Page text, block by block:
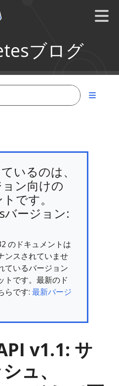
ブログ
いるのは、
ン向けの
です。
バージョン:
のドキュメントは
ンスされていませ
ているバージョン
トです。最新のド
らです: 最新バージ
v1.1: サ
ュ、